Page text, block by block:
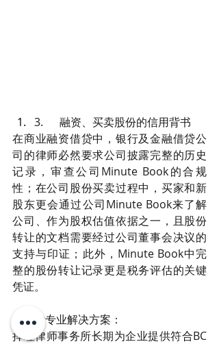
3.      融资、买卖股份的信用背书
在商业融资借贷中，银行及金融借贷公
司的律师必然要求公司披露完整的历史
记录，审查公司Minute Book的合规
性；在公司股份买卖过程中，买家和新
股东更会通过公司Minute Book来了解
公司、作为股权估值依据之一，且股份
转让的文档需要经过公司董事会决议的
支持与印证；此外，Minute Book中完
整的股份转让记录更是税务评估的关键
凭证。
捍理的专业解决方案：
捍理律师事务所长期为企业提供符合BC